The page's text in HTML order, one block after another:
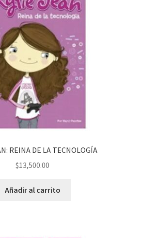
REINA DE LA TECNOLOGÍA
$13,500.00
Añadir al carrito